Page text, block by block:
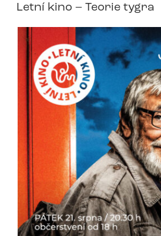
Letní kino – Teorie tygra